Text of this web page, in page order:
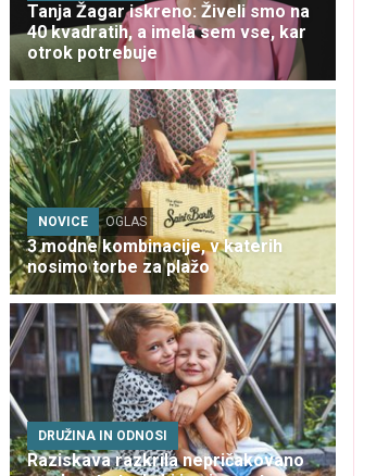
Tanja Žagar iskreno: Živeli smo na
40 kvadratih, a imela sem vse, kar
otrok potrebuje
NOVICE OGLAS
3 modne kombinacije, v katerih
nosimo torbe za plažo
DRUŽINA IN ODNOSI
Raziskava razkrila nepričakovano